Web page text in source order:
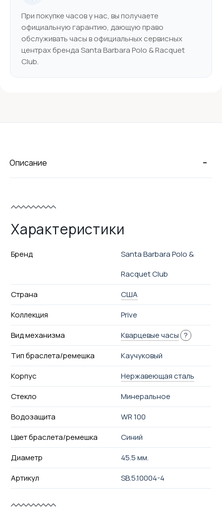
При покупке часов у нас, вы получаете
официальную гарантию, дающую право
обслуживать часы в официальных сервисных
центрах бренда Santa Barbara Polo & Racquet
Club.
-
Описание
Характеристики
Бренд
Santa Barbara Polo &
Racquet Club
Страна
США
Коллекция
Prive
Вид механизма
Кварцевые часы ?
Тип браслета/ремешка
Каучуковый
Корпус
Нержавеющая сталь
Стекло
Минеральное
Водозащита
WR 100
Цвет браслета/ремешка
Синий
Диаметр
45.5 мм.
Артикул
SB.5.10004-4